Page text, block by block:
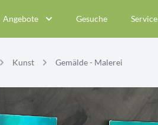
Angebote Gesuche Service
Kunst Gemälde - Malerei